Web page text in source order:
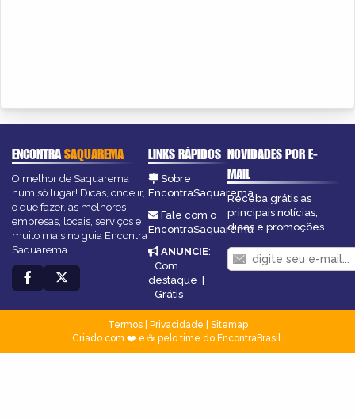
ENCONTRASAQUAREMA
O melhor de Saquarema
num só lugar! Dicas, onde ir,
o que fazer, as melhores
empresas, locais, serviços e
muito mais no guia Encontra
Saquarema.
LINKS RÁPIDOS
Sobre
EncontraSaquarema
Fale com o
EncontraSaquarema
ANUNCIE:
Com
destaque |
Grátis
NOVIDADES POR E-
MAIL
Receba grátis as
principais notícias,
dicas e promoções
Termos| Privacidade
Sitemap
Criado com ❤️ e ☕ pelo time do EncontraBrasil